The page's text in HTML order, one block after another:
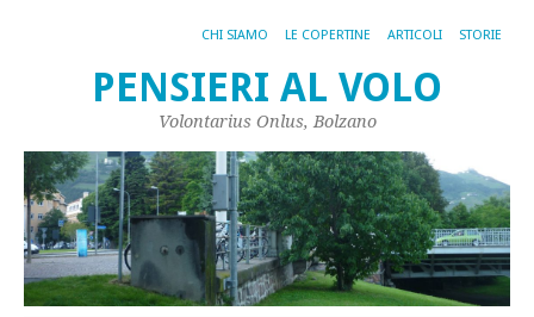
CHI SIAMO LE COPERTINE ARTICOLI STORIE
PENSIERI AL VOLO
Volontarius Onlus, Bolzano